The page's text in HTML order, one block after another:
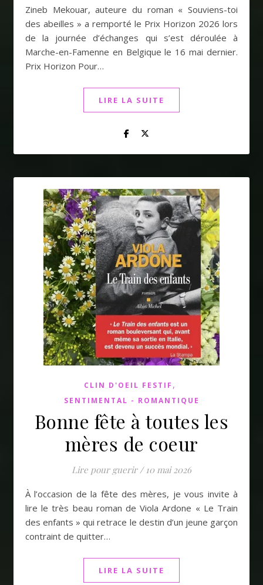
Zineb Mekouar, auteure du roman « Souviens-toi
des abeilles » a remporté le Prix Horizon 2026 lors
de la journée d’échanges qui s’est déroulée à
Marche-en-Famenne en Belgique le 16 mai dernier.
Prix Horizon Pour…
LIRE LA SUITE
CLIN D'OEIL FESTIF ,
SENTIMENTAL - ROMANTIQUE
Bonne fête à toutes les
mères de coeur
Lire pour guerir / 10 mai 2026
À l’occasion de la fête des mères, je vous invite à
lire le très beau roman de Viola Ardone « Le Train
des enfants » qui retrace le destin d’un jeune garçon
contraint de quitter…
LIRE LA SUITE